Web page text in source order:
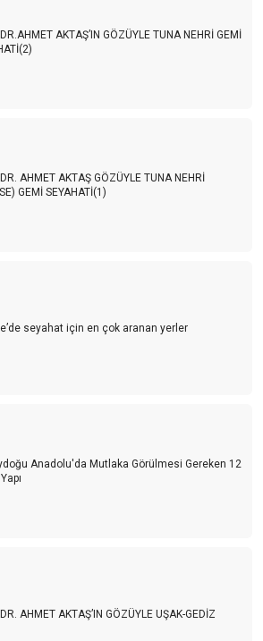
AKTAŞ’IN GÖZÜYLE TUNA NEHRİ GEMİ
AHMET AKTAŞ GÖZÜYLE TUNA NEHRİ
GEMİ SEYAHATİ(1)
seyahat için en çok aranan yerler
Anadolu'da Mutlaka Görülmesi Gereken 12
AHMET AKTAŞ’IN GÖZÜYLE UŞAK-GEDİZ